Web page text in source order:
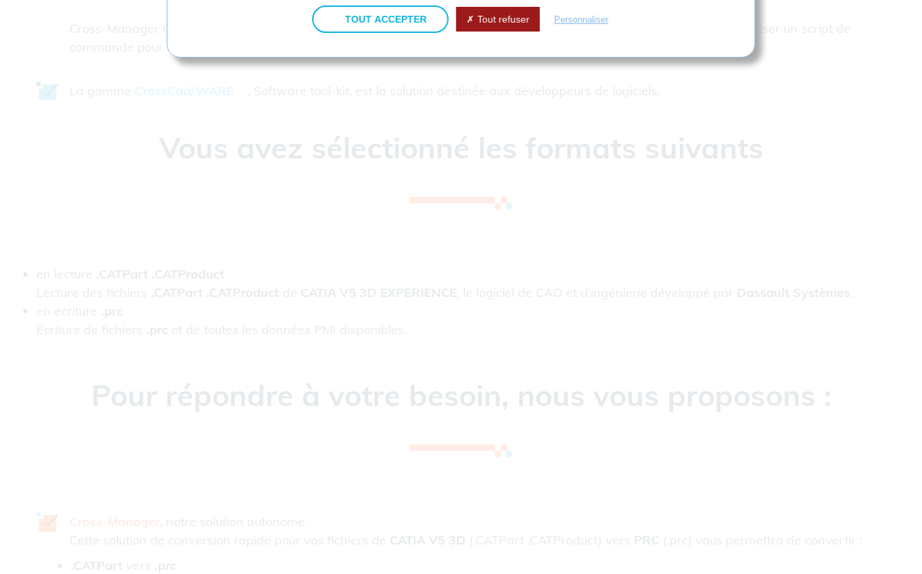
Cross-Manager CLI répond aux besoins d’entreprises dont les méthodes de travail sont très automatisées et qui vont utiliser un script de
commande pour récupérer des fichiers et en stocker les données de façon massive et automatique.
La gamme CrossCad/WARE , Software tool-kit, est la solution destinée aux développeurs de logiciels.
Vous avez sélectionné les formats suivants
en lecture .CATPart .CATProduct
Lecture des fichiers .CATPart .CATProduct de CATIA V5 3D EXPERIENCE, le logiciel de CAO et d’ingénierie développé par Dassault Systèmes.
en écriture .prc
Ecriture de fichiers .prc et de toutes les données PMI disponibles.
Pour répondre à votre besoin, nous vous proposons :
, notre solution autonome.
Cette solution de conversion rapide pour vos fichiers de CATIA V5 3D (.CATPart .CATProduct) vers PRC (.prc) vous permettra de convertir :
.CATPart vers .prc
TOUT ACCEPTER Tout refuser Personnaliser